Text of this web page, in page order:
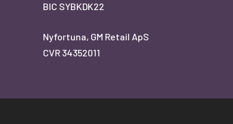
BIC SYBKDK22
Nyfortuna, GM Retail ApS
CVR 34352011